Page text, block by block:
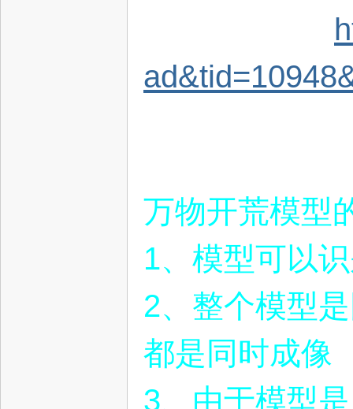
万物开荒模型
1、模型可以
2、整个模型
都是同时成像
3、由于模型